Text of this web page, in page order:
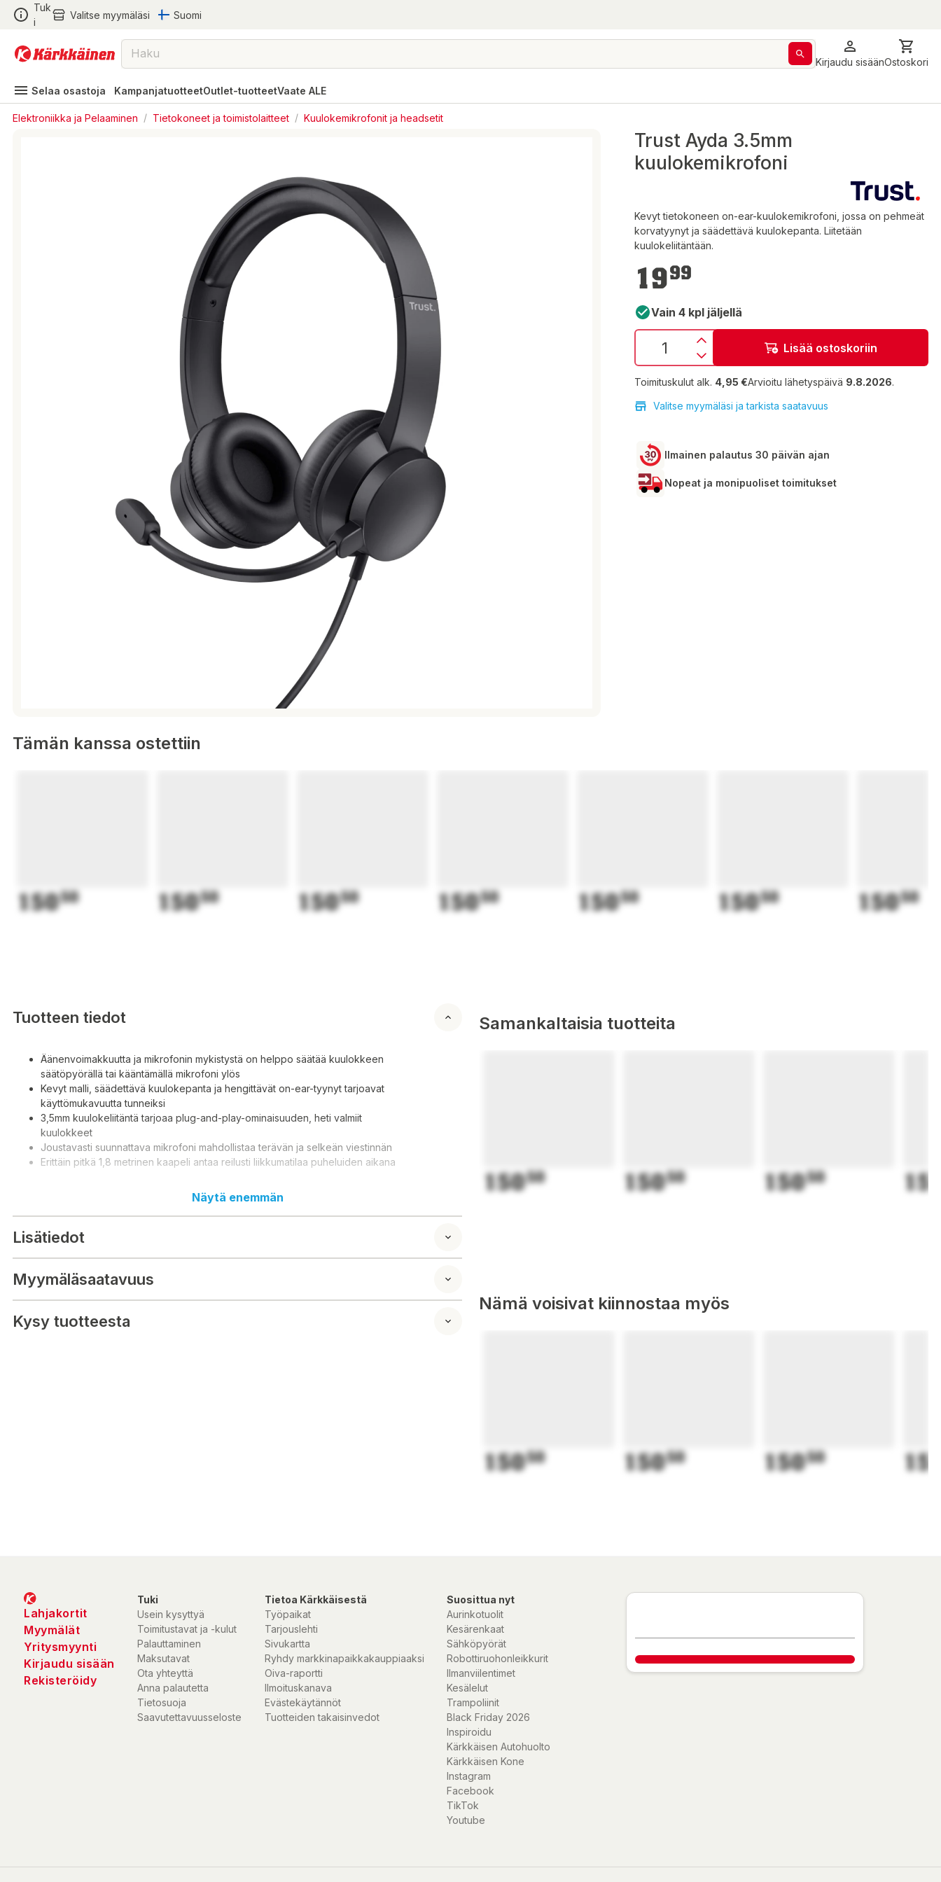
Tuk
i
Valitse myymäläsi Suomi
Kirjaudu sisäänOstoskori
Selaa osastoja KampanjatuotteetOutlet-tuotteetVaate ALE
Elektroniikka ja Pelaaminen / Tietokoneet ja toimistolaitteet / Kuulokemikrofonit ja headsetit
Trust Ayda 3.5mm
kuulokemikrofoni
Kevyt tietokoneen on-ear-kuulokemikrofoni, jossa on pehmeät
korvatyynyt ja säädettävä kuulokepanta. Liitetään
kuulokeliitäntään.
19,99 €
1999
Vain 4 kpl jäljellä
Lisää ostoskoriin
Toimituskulut alk. 4,95 €Arvioitu lähetyspäivä 9.8.2026.
Valitse myymäläsi ja tarkista saatavuus
Ilmainen palautus 30 päivän ajan
Nopeat ja monipuoliset toimitukset
Tämän kanssa ostettiin
15050 15050 15050 15050 15050 15050 15050
Tuotteen tiedot
Äänenvoimakkuutta ja mikrofonin mykistystä on helppo säätää kuulokkeen
säätöpyörällä tai kääntämällä mikrofoni ylös
Kevyt malli, säädettävä kuulokepanta ja hengittävät on-ear-tyynyt tarjoavat
käyttömukavuutta tunneiksi
3,5mm kuulokeliitäntä tarjoaa plug-and-play-ominaisuuden, heti valmiit
kuulokkeet
Joustavasti suunnattava mikrofoni mahdollistaa terävän ja selkeän viestinnän
Erittäin pitkä 1,8 metrinen kaapeli antaa reilusti liikkumatilaa puheluiden aikana
- Volym och mikrofonavstängning kan enkelt justeras med hörlurarnas volymratt
eller genom att vrida mikrofonen uppåt
- Lätt design, justerbart huvudband och andningsaktiva öronkuddar ger komfort i
timmar
- 3,5 mm hörlursuttag med plug-and-play-funktion, direkt redo för hörlurar
- Flexibel riktad mikrofon för klar och tydlig kommunikation
- Extra lång kabel på 1,8 m ger dig gott om utrymme att röra dig under samtalet
Näytä enemmän
Lisätiedot
Myymäläsaatavuus
Kysy tuotteesta
Samankaltaisia tuotteita
15050 15050 15050
Nämä voisivat kiinnostaa myös
15050 15050 15050
Lahjakortit
Myymälät
Yritysmyynti
Kirjaudu sisään
Rekisteröidy
Tuki
Usein kysyttyä
Toimitustavat ja -kulut
Palauttaminen
Maksutavat
Ota yhteyttä
Anna palautetta
Tietosuoja
Saavutettavuusseloste
Tietoa Kärkkäisestä
Työpaikat
Tarjouslehti
Sivukartta
Ryhdy markkinapaikkakauppiaaksi
Oiva-raportti
Ilmoituskanava
Evästekäytännöt
Tuotteiden takaisinvedot
Suosittua nyt
Aurinkotuolit
Kesärenkaat
Sähköpyörät
Robottiruohonleikkurit
Ilmanviilentimet
Kesälelut
Trampoliinit
Black Friday 2026
Inspiroidu
Kärkkäisen Autohuolto
Kärkkäisen Kone
Instagram
Facebook
TikTok
Youtube